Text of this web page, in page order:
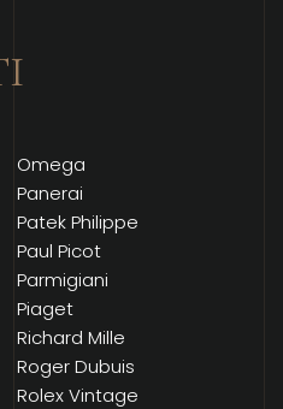
Omega
Panerai
Patek Philippe
Paul Picot
Parmigiani
Piaget
Richard Mille
Roger Dubuis
Rolex Vintage